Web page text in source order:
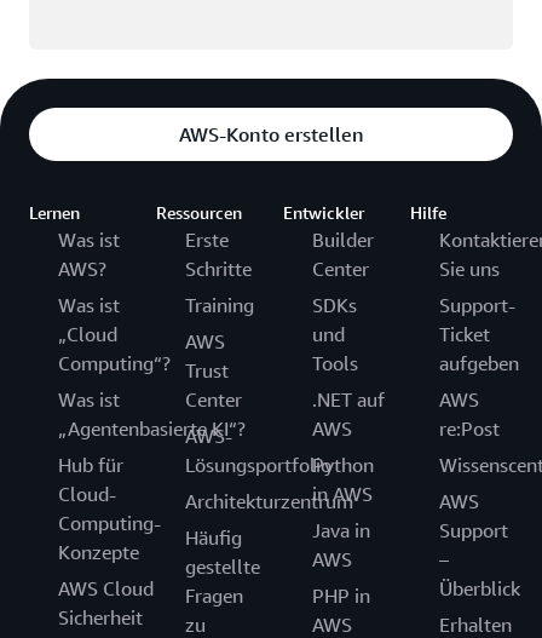
AWS-Konto erstellen
Lernen
Was ist
AWS?
Was ist
„Cloud
Computing“?
Was ist
„Agentenbasierte KI“?
Hub für
Cloud-
Computing-
Konzepte
AWS Cloud
Sicherheit
Ressourcen
Erste
Schritte
Training
AWS
Trust
Center
AWS-
Lösungsportfolio
Architekturzentrum
Häufig
gestellte
Fragen
zu
Entwickler
Builder
Center
SDKs
und
Tools
.NET auf
AWS
Python
in AWS
Java in
AWS
PHP in
AWS
Hilfe
Sie uns
Support-
Ticket
aufgeben
AWS
re:Post
AWS
Support
–
Überblick
Erhalten